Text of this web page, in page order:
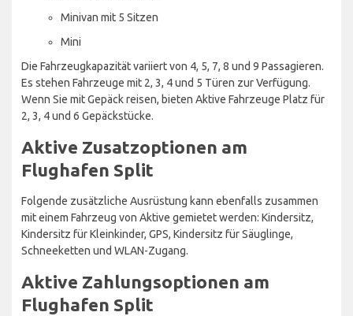
Minivan mit 5 Sitzen
Mini
Die Fahrzeugkapazität variiert von 4, 5, 7, 8 und 9 Passagieren.
Es stehen Fahrzeuge mit 2, 3, 4 und 5 Türen zur Verfügung.
Wenn Sie mit Gepäck reisen, bieten Aktive Fahrzeuge Platz für
2, 3, 4 und 6 Gepäckstücke.
Aktive Zusatzoptionen am
Flughafen Split
Folgende zusätzliche Ausrüstung kann ebenfalls zusammen
mit einem Fahrzeug von Aktive gemietet werden: Kindersitz,
Kindersitz für Kleinkinder, GPS, Kindersitz für Säuglinge,
Schneeketten und WLAN-Zugang.
Aktive Zahlungsoptionen am
Flughafen Split